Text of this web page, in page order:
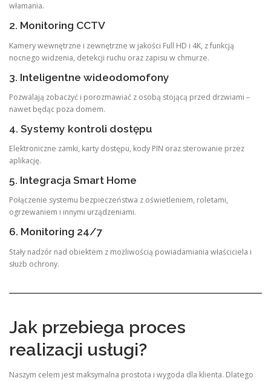
włamania.
2. Monitoring CCTV
Kamery wewnętrzne i zewnętrzne w jakości Full HD i 4K, z funkcją
nocnego widzenia, detekcji ruchu oraz zapisu w chmurze.
3. Inteligentne wideodomofony
Pozwalają zobaczyć i porozmawiać z osobą stojącą przed drzwiami –
nawet będąc poza domem.
4. Systemy kontroli dostępu
Elektroniczne zamki, karty dostępu, kody PIN oraz sterowanie przez
aplikację.
5. Integracja Smart Home
Połączenie systemu bezpieczeństwa z oświetleniem, roletami,
ogrzewaniem i innymi urządzeniami.
6. Monitoring 24/7
Stały nadzór nad obiektem z możliwością powiadamiania właściciela i
służb ochrony.
Jak przebiega proces
realizacji usługi?
Naszym celem jest maksymalna prostota i wygoda dla klienta. Dlatego